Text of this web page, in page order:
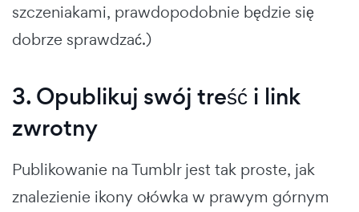
szczeniakami, prawdopodobnie będzie się
dobrze sprawdzać.)
3. Opublikuj swój treść i link
zwrotny
Publikowanie na Tumblr jest tak proste, jak
znalezienie ikony ołówka w prawym górnym